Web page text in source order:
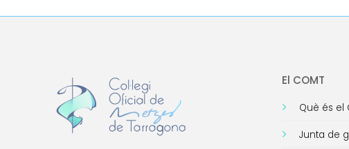
El COMT
Què és el
Junta de